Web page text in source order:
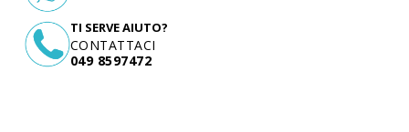
TI SERVE AIUTO?
CONTATTACI
049 8597472